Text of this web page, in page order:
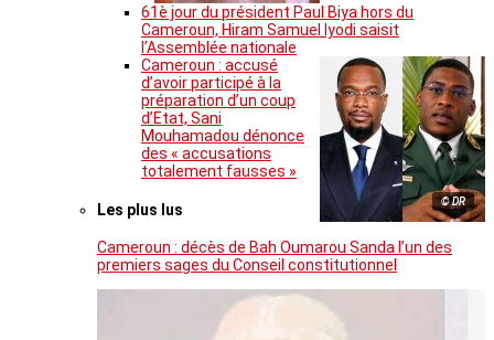
61è jour du président Paul Biya hors du
Cameroun, Hiram Samuel Iyodi saisit
l’Assemblée nationale
© DR
Cameroun : accusé
d’avoir participé à la
préparation d’un coup
d’Etat, Sani
Mouhamadou dénonce
des « accusations
totalement fausses »
Les plus lus
Cameroun : décès de Bah Oumarou Sanda l’un des
premiers sages du Conseil constitutionnel